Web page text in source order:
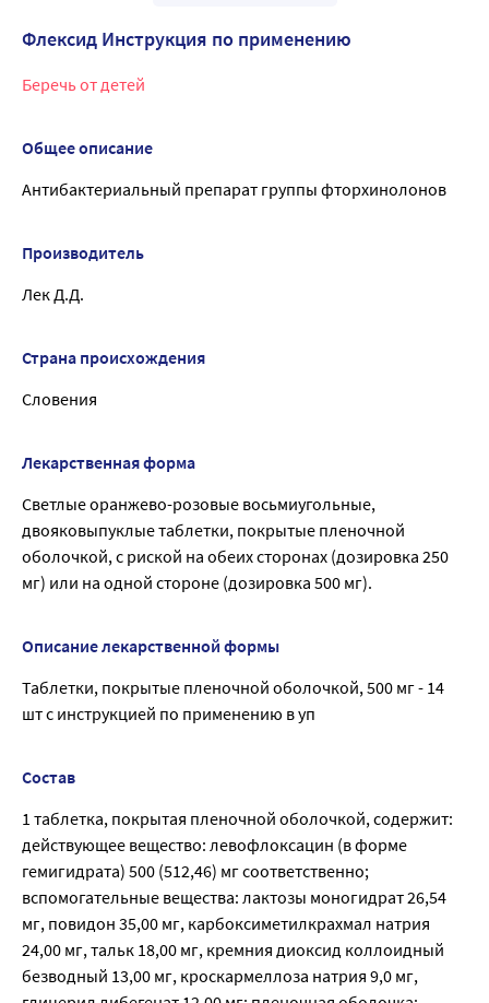
Флексид Инструкция по применению
Беречь от детей
Общее описание
Антибактериальный препарат группы фторхинолонов
Производитель
Лек Д.Д.
Страна происхождения
Словения
Лекарственная форма
Светлые оранжево-розовые восьмиугольные,
двояковыпуклые таблетки, покрытые пленочной
оболочкой, с риской на обеих сторонах (дозировка 250
мг) или на одной стороне (дозировка 500 мг).
Описание лекарственной формы
Таблетки, покрытые пленочной оболочкой, 500 мг - 14
шт с инструкцией по применению в уп
Состав
1 таблетка, покрытая пленочной оболочкой, содержит:
действующее вещество: левофлоксацин (в форме
гемигидрата) 500 (512,46) мг соответственно;
вспомогательные вещества: лактозы моногидрат 26,54
мг, повидон 35,00 мг, карбоксиметилкрахмал натрия
24,00 мг, тальк 18,00 мг, кремния диоксид коллоидный
безводный 13,00 мг, кроскармеллоза натрия 9,0 мг,